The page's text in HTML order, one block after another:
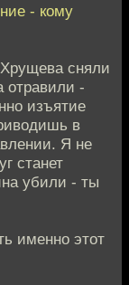
- кому
сняли
отравили -
изъятие
в
Я не
станет
убили - ты
именно этот